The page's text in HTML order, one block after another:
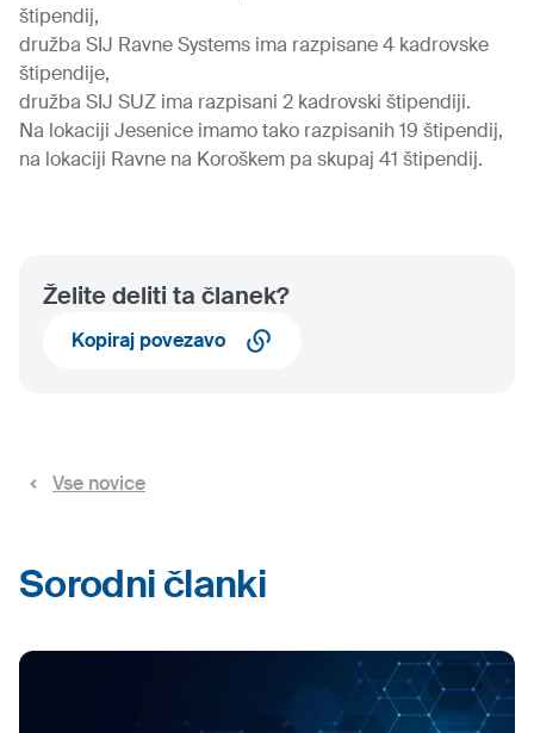
štipendij,
družba SIJ Ravne Systems ima razpisane 4 kadrovske
štipendije,
družba SIJ SUZ ima razpisani 2 kadrovski štipendiji.
Na lokaciji Jesenice imamo tako razpisanih 19 štipendij,
na lokaciji Ravne na Koroškem pa skupaj 41 štipendij.
Želite deliti ta članek?
Kopiraj povezavo
Vse novice
Sorodni članki